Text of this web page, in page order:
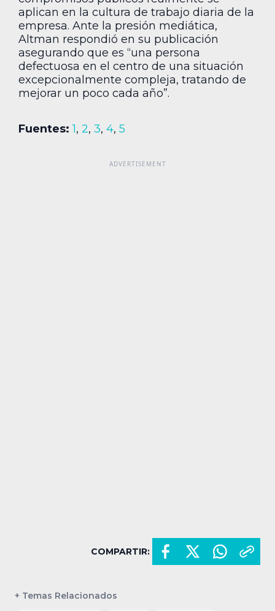
aplican en la cultura de trabajo diaria de la
empresa. Ante la presión mediática,
Altman respondió en su publicación
asegurando que es “una persona
defectuosa en el centro de una situación
excepcionalmente compleja, tratando de
mejorar un poco cada año”.
Fuentes: 1, 2, 3, 4, 5
COMPARTIR:
+ Temas Relacionados